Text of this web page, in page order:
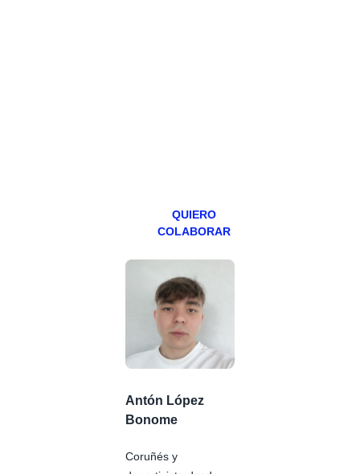
QUIERO
COLABORAR
Antón López
Bonome
Coruñés y